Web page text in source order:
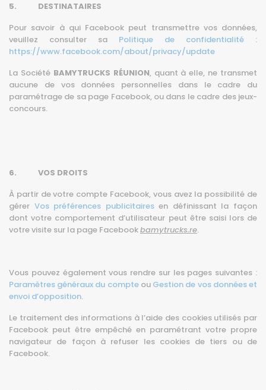
5. DESTINATAIRES
Pour savoir à qui Facebook peut transmettre vos données,
veuillez consulter sa Politique de confidentialité :
https://www.facebook.com/about/privacy/update
La Société BAMYTRUCKS RÉUNION, quant à elle, ne transmet
aucune de vos données personnelles dans le cadre du
paramétrage de sa page Facebook, ou dans le cadre des jeux-
concours.
6. VOS DROITS
À partir de votre compte Facebook, vous avez la possibilité de
gérer Vos préférences publicitairesen définissant la façon
dont votre comportement d’utilisateur peut être saisi lors de
votre visite sur la page Facebookbamytrucks.re.
Vous pouvez également vous rendre sur les pages suivantes :
Paramètres généraux du compteou Gestion de vos données et
envoi d’opposition.
Le traitement des informations à l’aide des cookies utilisés par
Facebook peut être empêché en paramétrant votre propre
navigateur de façon à refuser les cookies de tiers ou de
Facebook.